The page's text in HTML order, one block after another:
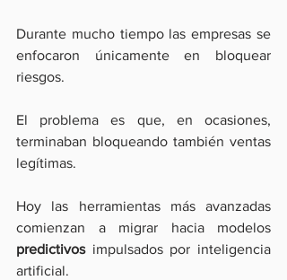
Durante mucho tiempo las empresas se
enfocaron únicamente en bloquear
riesgos.
El problema es que, en ocasiones,
terminaban bloqueando también ventas
legítimas.
Hoy las herramientas más avanzadas
predictivos impulsados por inteligencia
artificial.